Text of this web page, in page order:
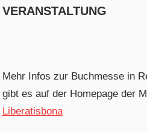
VERANSTALTUNG
Mehr Infos zur Buchmesse in
gibt es auf der Homepage der
Liberatisbona